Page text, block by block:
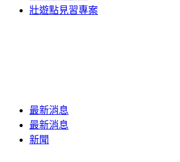
壯遊點見習專案
最新消息
最新消息
新聞